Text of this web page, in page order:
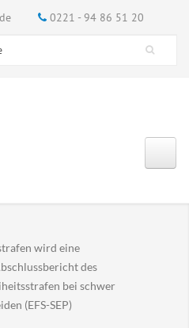
0221 - 94 86 51 20
site
wird eine
des
bei schwer
(EFS-SEP)